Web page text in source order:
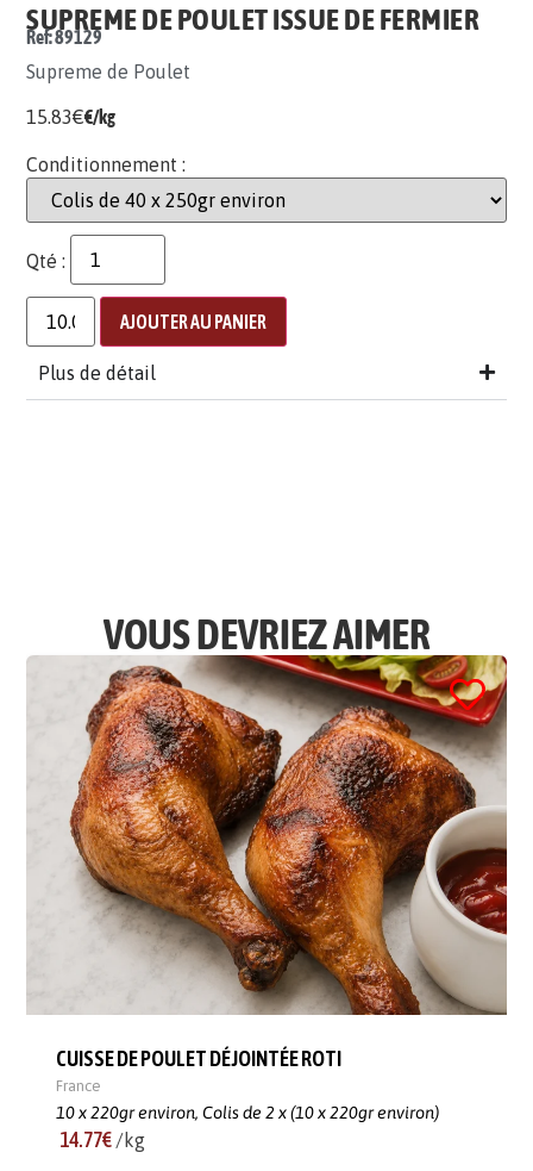
SUPREME DE POULET ISSUE DE FERMIER
Ref: 89129
Supreme de Poulet
15.83€€/kg
Conditionnement :
Qté :
AJOUTER AU PANIER
Plus de détail
VOUS DEVRIEZ AIMER
CUISSE DE POULET DÉJOINTÉE ROTI
France
10 x 220gr environ, Colis de 2 x (10 x 220gr environ)
14.77€ /kg